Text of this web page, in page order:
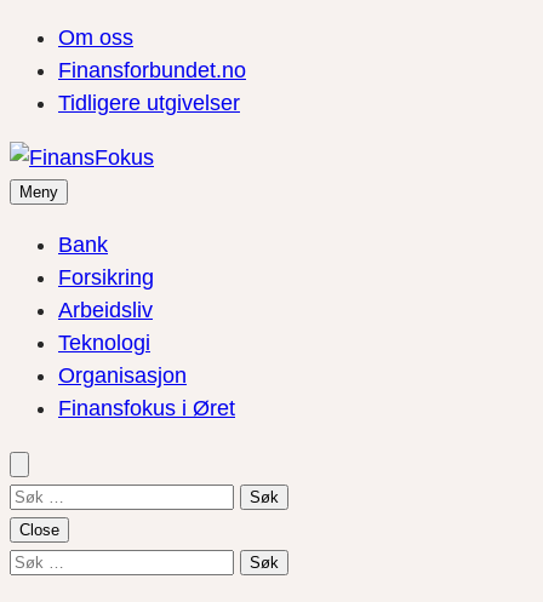
Om oss
Finansforbundet.no
Tidligere utgivelser
Meny
Bank
Forsikring
Arbeidsliv
Teknologi
Organisasjon
Finansfokus i Øret
Søk
etter:
Close
Søk